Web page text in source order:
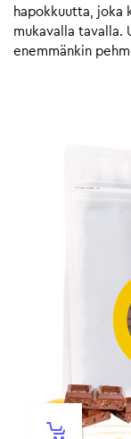
hapokkuutta, joka
mukavalla tavalla.
enemmänkin